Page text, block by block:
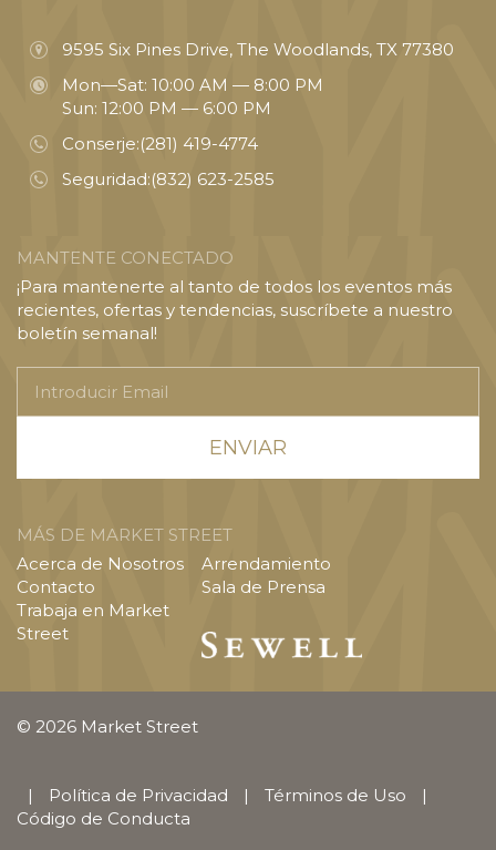
9595 Six Pines Drive, The Woodlands, TX 77380
Mon—Sat: 10:00 AM — 8:00 PM
Sun: 12:00 PM — 6:00 PM
Conserje:(281) 419-4774
Seguridad:(832) 623-2585
MANTENTE CONECTADO
¡Para mantenerte al tanto de todos los eventos más
recientes, ofertas y tendencias, suscríbete a nuestro
boletín semanal!
Email
MÁS DE MARKET STREET
Acerca de Nosotros
Contacto
Trabaja en Market
Street
Arrendamiento
Sala de Prensa
© 2026 Market Street
| Política de Privacidad | Términos de Uso
|
Código de Conducta